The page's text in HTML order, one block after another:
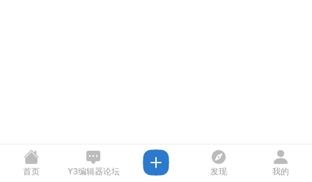
首页 Y3编辑器论坛 发现 我的